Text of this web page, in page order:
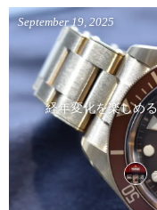
経年変化を楽しめ
September 19 2025